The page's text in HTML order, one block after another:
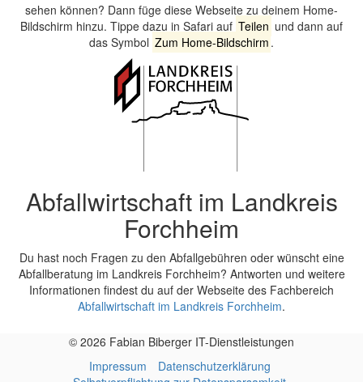
sehen können? Dann füge diese Webseite zu deinem Home-
Bildschirm hinzu. Tippe dazu in Safari auf Teilen und dann auf
das Symbol Zum Home-Bildschirm .
Abfallwirtschaft im Landkreis
Forchheim
Du hast noch Fragen zu den Abfallgebühren oder wünscht eine
Abfallberatung im Landkreis Forchheim? Antworten und weitere
Informationen findest du auf der Webseite des Fachbereich
Abfallwirtschaft im Landkreis Forchheim.
© 2026 Fabian Biberger IT-Dienstleistungen
Impressum
Datenschutzerklärung